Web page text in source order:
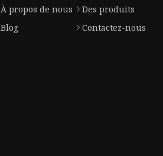
À propos de nous
Des produits
Blog
Contactez-nous